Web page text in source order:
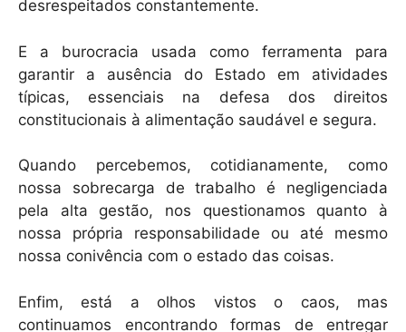
desrespeitados constantemente.
E a burocracia usada como ferramenta para
garantir a ausência do Estado em atividades
típicas, essenciais na defesa dos direitos
constitucionais à alimentação saudável e segura.
Quando percebemos, cotidianamente, como
nossa sobrecarga de trabalho é negligenciada
pela alta gestão, nos questionamos quanto à
nossa própria responsabilidade ou até mesmo
nossa conivência com o estado das coisas.
Enfim, está a olhos vistos o caos, mas
continuamos encontrando formas de entregar